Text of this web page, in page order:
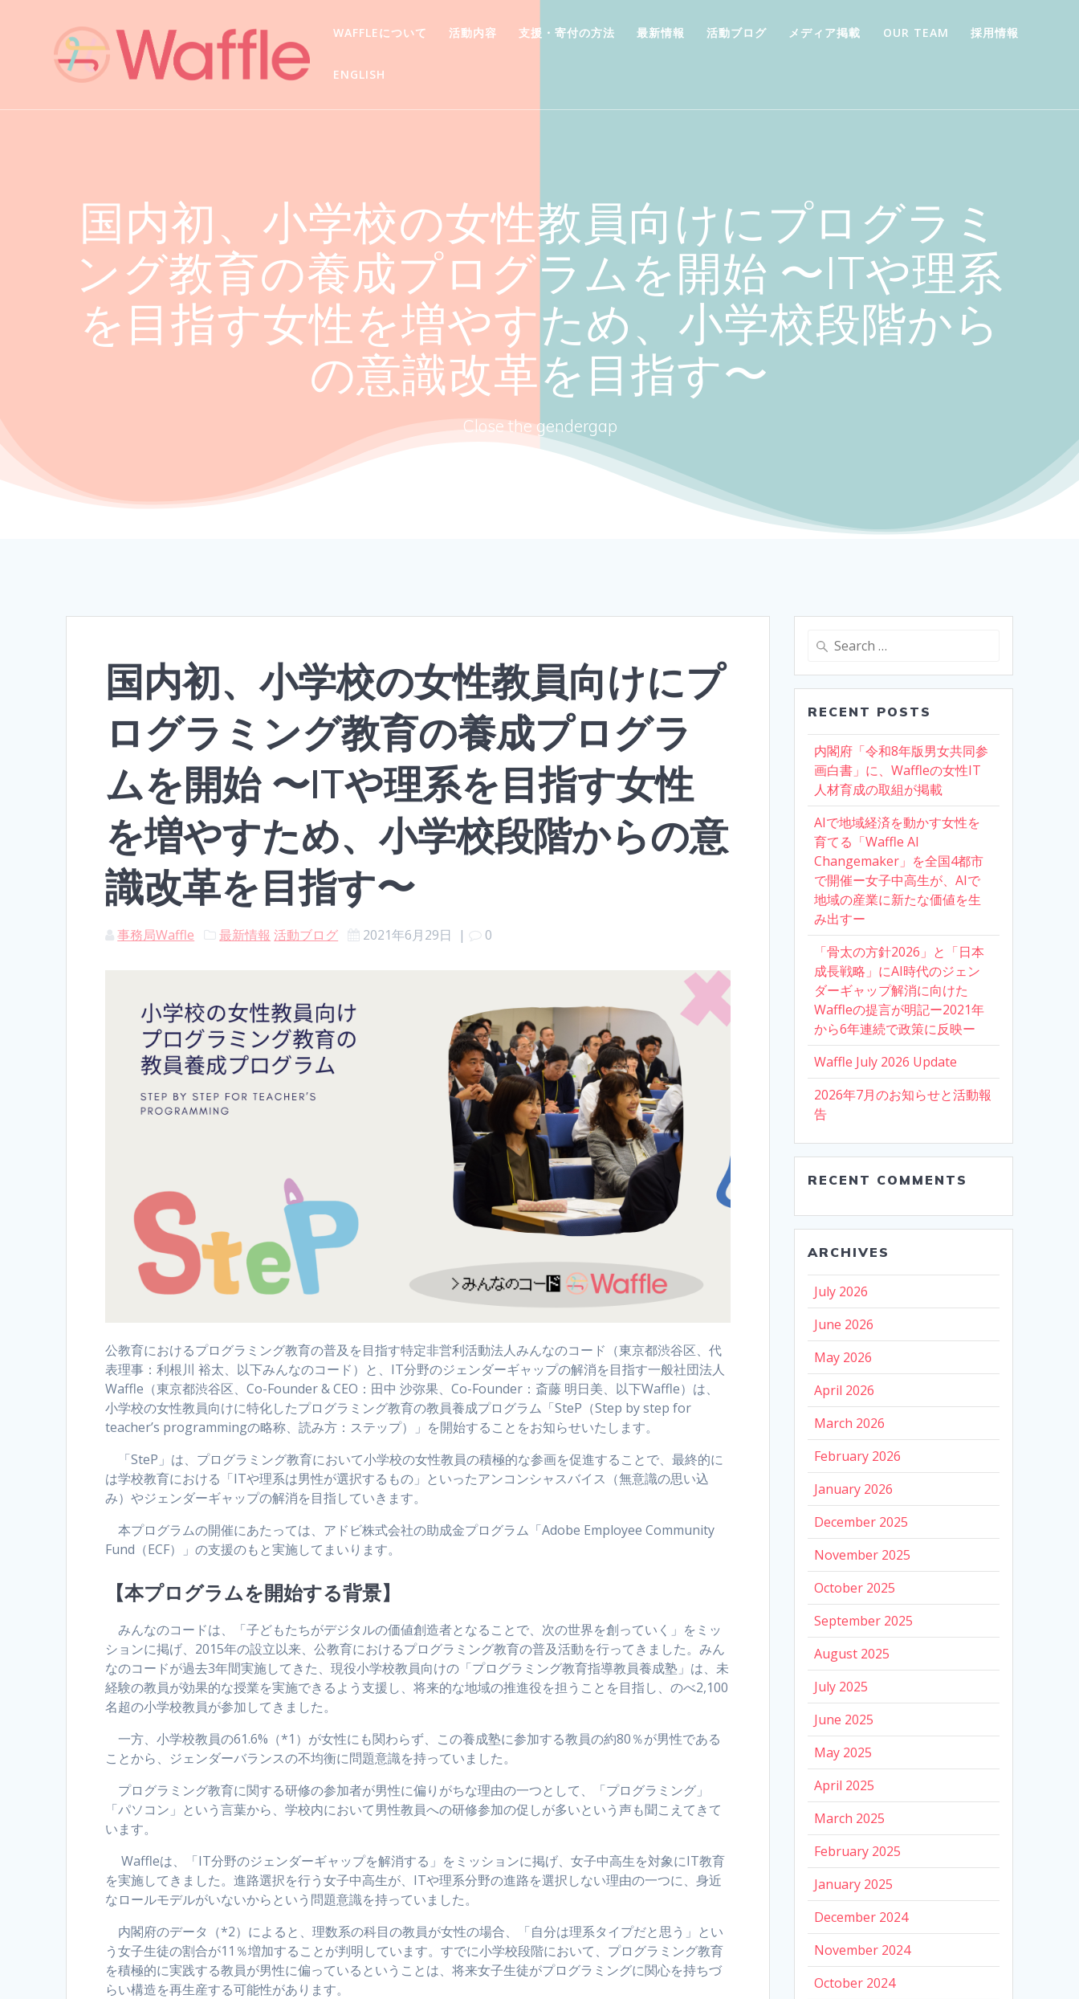
WAFFLEについて 活動内容 支援・寄付の方法 最新情報 活動ブログ メディア掲載 OUR TEAM 採用情報
ENGLISH
国内初、小学校の女性教員向けにプログラミ
ング教育の養成プログラムを開始 〜ITや理系
を目指す女性を増やすため、小学校段階から
の意識改革を目指す〜
Close the gendergap
国内初、小学校の女性教員向けにプ
ログラミング教育の養成プログラ
ムを開始 〜ITや理系を目指す女性
を増やすため、小学校段階からの意
識改革を目指す〜
事務局Waffle 最新情報 活動ブログ 2021年6月29日 | 0
公教育におけるプログラミング教育の普及を目指す特定非営利活動法人みんなのコード（東京都渋谷区、代
表理事：利根川 裕太、以下みんなのコード）と、IT分野のジェンダーギャップの解消を目指す一般社団法人
Waffle（東京都渋谷区、Co-Founder & CEO：田中 沙弥果、Co-Founder：斎藤 明日美、以下Waffle）は、
小学校の女性教員向けに特化したプログラミング教育の教員養成プログラム「SteP（Step by step for
teacher’s programmingの略称、読み方：ステップ）」を開始することをお知らせいたします。
「SteP」は、プログラミング教育において小学校の女性教員の積極的な参画を促進することで、最終的に
は学校教育における「ITや理系は男性が選択するもの」といったアンコンシャスバイス（無意識の思い込
み）やジェンダーギャップの解消を目指していきます。
本プログラムの開催にあたっては、アドビ株式会社の助成金プログラム「Adobe Employee Community
Fund（ECF）」の支援のもと実施してまいります。
【本プログラムを開始する背景】
みんなのコードは、「子どもたちがデジタルの価値創造者となることで、次の世界を創っていく」をミッ
ションに掲げ、2015年の設立以来、公教育におけるプログラミング教育の普及活動を行ってきました。みん
なのコードが過去3年間実施してきた、現役小学校教員向けの「プログラミング教育指導教員養成塾」は、未
経験の教員が効果的な授業を実施できるよう支援し、将来的な地域の推進役を担うことを目指し、のべ2,100
名超の小学校教員が参加してきました。
一方、小学校教員の61.6%（*1）が女性にも関わらず、この養成塾に参加する教員の約80％が男性である
ことから、ジェンダーバランスの不均衡に問題意識を持っていました。
プログラミング教育に関する研修の参加者が男性に偏りがちな理由の一つとして、「プログラミング」
「パソコン」という言葉から、学校内において男性教員への研修参加の促しが多いという声も聞こえてきて
います。
Waffleは、「IT分野のジェンダーギャップを解消する」をミッションに掲げ、女子中高生を対象にIT教育
を実施してきました。進路選択を行う女子中高生が、ITや理系分野の進路を選択しない理由の一つに、身近
なロールモデルがいないからという問題意識を持っていました。
内閣府のデータ（*2）によると、理数系の科目の教員が女性の場合、「自分は理系タイプだと思う」とい
う女子生徒の割合が11％増加することが判明しています。すでに小学校段階において、プログラミング教育
を積極的に実践する教員が男性に偏っているということは、将来女子生徒がプログラミングに関心を持ちづ
らい構造を再生産する可能性があります。
Search
RECENT POSTS
内閣府「令和8年版男女共同参
画白書」に、Waffleの女性IT
人材育成の取組が掲載
AIで地域経済を動かす女性を
育てる「Waffle AI
Changemaker」を全国4都市
で開催ー女子中高生が、AIで
地域の産業に新たな価値を生
み出すー
「骨太の方針2026」と「日本
成長戦略」にAI時代のジェン
ダーギャップ解消に向けた
Waffleの提言が明記ー2021年
から6年連続で政策に反映ー
Waffle July 2026 Update
2026年7月のお知らせと活動報
告
RECENT COMMENTS
ARCHIVES
July 2026
June 2026
May 2026
April 2026
March 2026
February 2026
January 2026
December 2025
November 2025
October 2025
September 2025
August 2025
July 2025
June 2025
May 2025
April 2025
March 2025
February 2025
January 2025
December 2024
November 2024
October 2024